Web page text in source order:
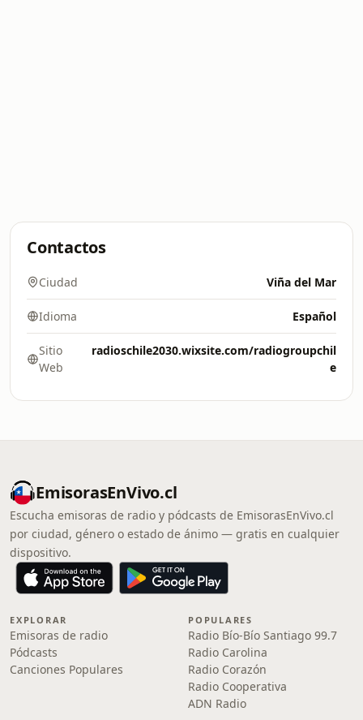
Contactos
Ciudad Viña del Mar
Idioma Español
Sitio
Web
radioschile2030.wixsite.com/radiogroupchil
e
EmisorasEnVivo.cl
Escucha emisoras de radio y pódcasts de EmisorasEnVivo.cl
por ciudad, género o estado de ánimo — gratis en cualquier
dispositivo.
EXPLORAR
Emisoras de radio
Pódcasts
Canciones Populares
POPULARES
Radio Bío-Bío Santiago 99.7
Radio Carolina
Radio Corazón
Radio Cooperativa
ADN Radio